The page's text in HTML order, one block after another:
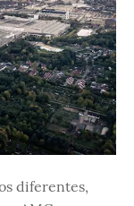
diferentes,